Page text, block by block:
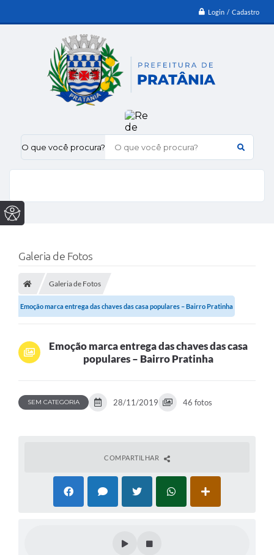
Login / Cadastro
O que você procura?
Galeria de Fotos
Galeria de Fotos
Emoção marca entrega das chaves das casa populares – Bairro Pratinha
Emoção marca entrega das chaves das casa
populares – Bairro Pratinha
SEM CATEGORIA 28/11/2019 46 fotos
COMPARTILHAR